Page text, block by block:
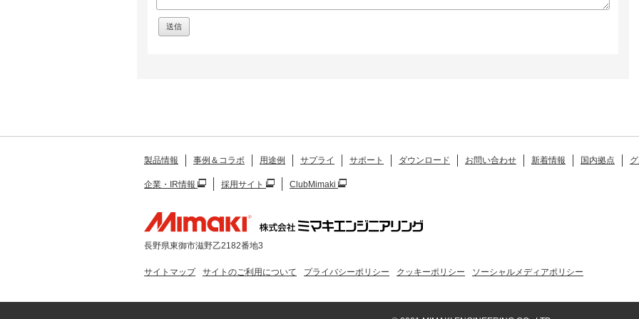
製品情報 事例＆コラボ 用途例 サプライ サポート ダウンロード お問い合わせ 新着情報 国内拠点
企業・IR情報 採用サイト ClubMimaki
長野県東御市滋野乙2182番地3
サイトマップ サイトのご利用について プライバシーポリシー クッキーポリシー ソーシャルメディアポリシー